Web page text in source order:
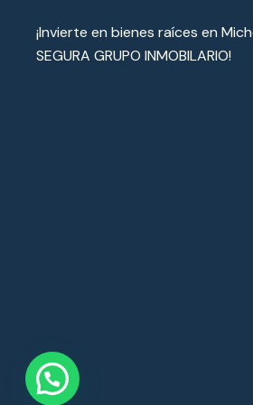
¡Invierte en bienes raíces en
SEGURA GRUPO INMOBILARIO!